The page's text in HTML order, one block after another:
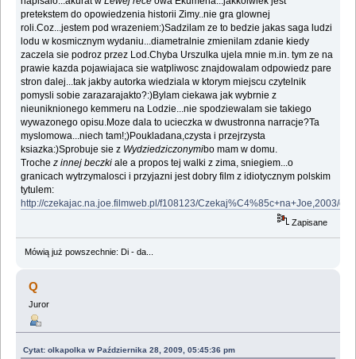
pretekstem do opowiedzenia historii Zimy..nie gra glownej
roli.Coz...jestem pod wrazeniem:)Sadzilam ze to bedzie jakas saga ludzi
lodu w kosmicznym wydaniu...diametralnie zmienilam zdanie kiedy
zaczela sie podroz przez Lod.Chyba Urszulka ujela mnie m.in. tym ze na
prawie kazda pojawiajaca sie watpliwosc znajdowalam odpowiedz pare
stron dalej...tak jakby autorka wiedziala w ktorym miejscu czytelnik
pomysli sobie zarazarajakto?:)Bylam ciekawa jak wybrnie z
nieuniknionego kemmeru na Lodzie...nie spodziewalam sie takiego
wywazonego opisu.Moze dala to ucieczka w dwustronna narracje?Ta
myslomowa...niech tam!;)Poukladana,czysta i przejrzysta
ksiazka:)Sprobuje sie z Wydziedziczonymibo mam w domu.
Trochez innej beczkiale a propos tej walki z zima, sniegiem...o
granicach wytrzymalosci i przyjazni jest dobry film z idiotycznym polskim
tytulem:
http://czekajac.na.joe.filmweb.pl/f108123/Czekaj%C4%85c+na+Joe,2003/
Zapisane
Mówią już powszechnie: Di - da...
Q
Juror
Cytat: olkapolka w Października 28, 2009, 05:45:36 pm